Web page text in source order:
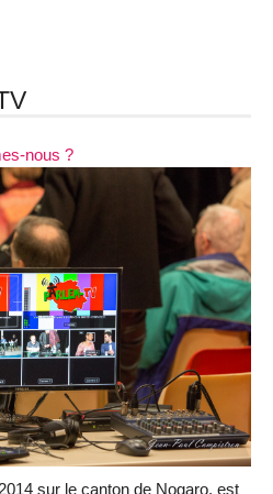
nous ?
sur le canton de Nogaro, est